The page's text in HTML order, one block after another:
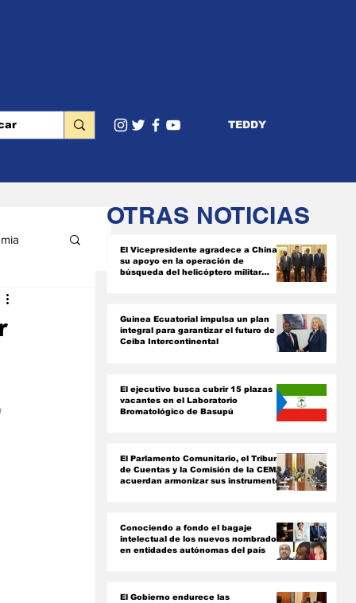
TEDDY
OTRAS NOTICIAS
El Vicepresidente agradece a China
su apoyo en la operación de
búsqueda del helicóptero militar
Guinea Ecuatorial impulsa un plan
integral para garantizar el futuro de
Ceiba Intercontinental
El ejecutivo busca cubrir 15 plazas
vacantes en el Laboratorio
Bromatológico de Basupú
El Parlamento Comunitario, el Tribunal
de Cuentas y la Comisión de la CEMAC
acuerdan armonizar sus instrumentos
Conociendo a fondo el bagaje
intelectual de los nuevos nombrados
en entidades autónomas del país ‎
El Gobierno endurece las